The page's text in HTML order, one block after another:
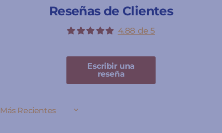
Reseñas de Clientes
4.88 de 5
Escribir una
reseña
SORT BY